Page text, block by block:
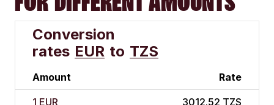
Conversion
rates EUR to TZS
Amount Rate
1 EUR 3012.52 TZS